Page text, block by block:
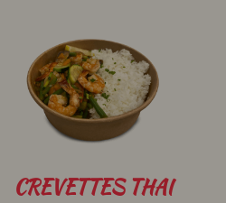
CREVETTESTHAI